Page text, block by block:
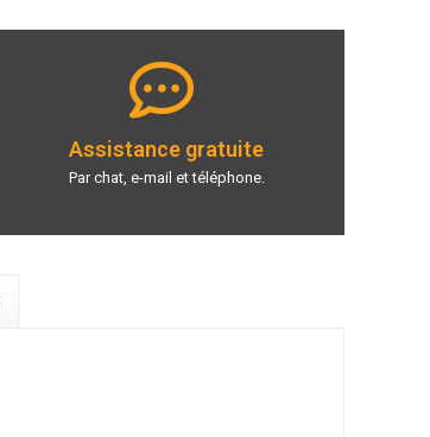
Assistance gratuite
Par chat, e-mail et téléphone.